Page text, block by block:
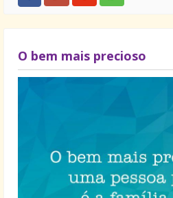
O bem mais precioso